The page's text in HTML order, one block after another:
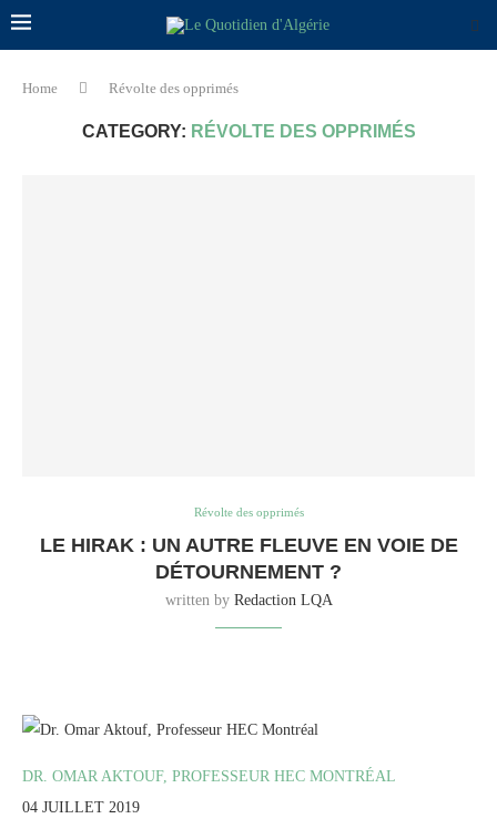
Home Révolte des opprimés
CATEGORY: RÉVOLTE DES OPPRIMÉS
Révolte des opprimés
LE HIRAK : UN AUTRE FLEUVE EN VOIE DE
DÉTOURNEMENT ?
written by Redaction LQA
DR. OMAR AKTOUF, PROFESSEUR HEC MONTRÉAL
04 JUILLET 2019